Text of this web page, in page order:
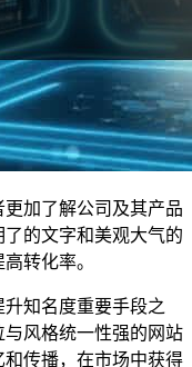
加了解公司及其产品
的文字和美观大气的
转化率。
知名度重要手段之
风格统一性强的网站
传播，在市场中获得